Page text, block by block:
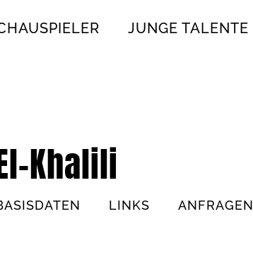
JUNGE TALENTE
Khalili
LINKS ANFRAGEN